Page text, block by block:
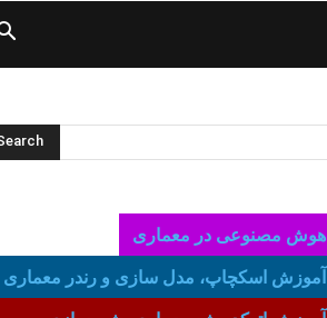
هوش مصنوعی در معماری
آموزش اسکچاپ، مدل سازی و رندر معماری